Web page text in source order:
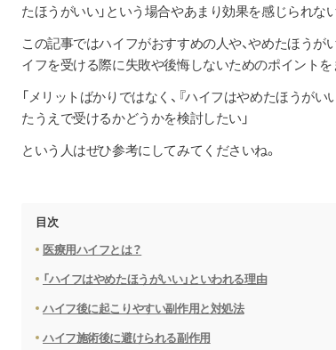
たほうがいい」という場合やあまり効果を感じられな
この記事ではハイフがおすすめの人や、やめたほうが
イフを受ける際に失敗や後悔しないためのポイントを
「メリットばかりではなく、『ハイフはやめたほうが
たうえで受けるかどうかを検討したい」
という人はぜひ参考にしてみてくださいね。
目次
医療用ハイフとは？
「ハイフはやめたほうがいい」といわれる理由
ハイフ後に起こりやすい副作用と対処法
ハイフ施術後に避けられる副作用